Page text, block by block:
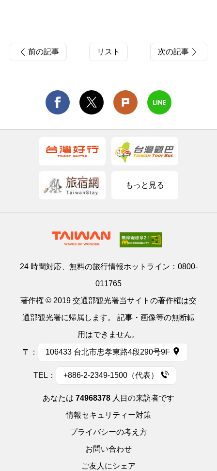
前の記事 リスト 次の記事
もっと見る
24 時間対応、無料の旅行情報ホットライン： 0800-
011765
著作権 © 2019 交通部観光署当サイトの著作権は交
通部観光署に帰属します。 記事・画像等の無断転
用はできません。
〒： 106433 台北市忠孝東路4段290号9F
TEL： +886-2-2349-1500（代表）
あなたは 74968378 人目の来訪者です
情報セキュリティー対策
プライバシーの考え方
お問い合わせ
ご友人にシェア